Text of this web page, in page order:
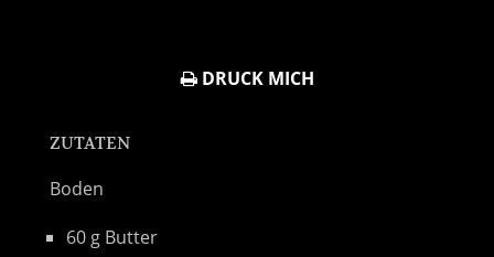
DRUCK MICH
ZUTATEN
Boden
60 g Butter